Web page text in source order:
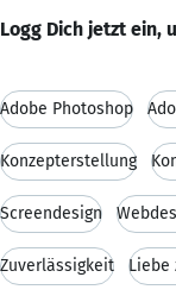
Logg Dich jetzt ein,
Adobe Photoshop
Konzepterstellung
Screendesign
Zuverlässigkeit Liebe